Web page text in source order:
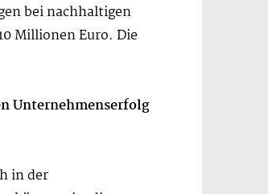
bei nachhaltigen
Millionen Euro. Die
Unternehmenserfolg
in der